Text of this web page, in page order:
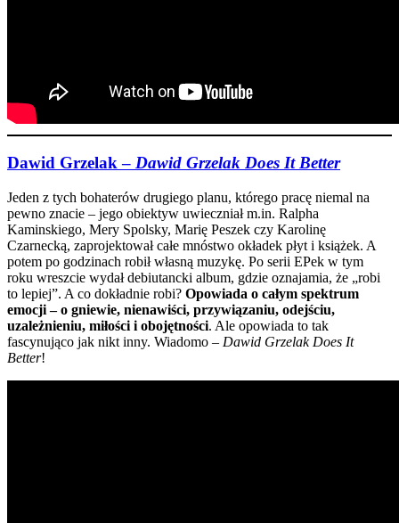
Dawid Grzelak – Dawid Grzelak Does It Better
Jeden z tych bohaterów drugiego planu, którego pracę niemal na
pewno znacie – jego obiektyw uwieczniał m.in. Ralpha
Kaminskiego, Mery Spolsky, Marię Peszek czy Karolinę
Czarnecką, zaprojektował całe mnóstwo okładek płyt i książek. A
potem po godzinach robił własną muzykę. Po serii EPek w tym
roku wreszcie wydał debiutancki album, gdzie oznajamia, że „robi
to lepiej”. A co dokładnie robi? Opowiada o całym spektrum
emocji – o gniewie, nienawiści, przywiązaniu, odejściu,
uzależnieniu, miłości i obojętności. Ale opowiada to tak
fascynująco jak nikt inny. Wiadomo – Dawid Grzelak Does It
Better!